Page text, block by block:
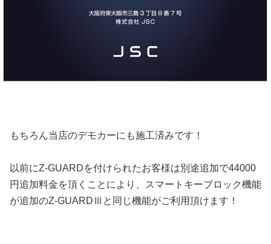
もちろん当店のデモカーにも施工済みです！
以前にZ-GUARDを付けられたお客様は別途追加で44000
円追加料金を頂くことにより、スマートキーブロック機能
が追加のZ-GUARDⅢと同じ機能がご利用頂けます！